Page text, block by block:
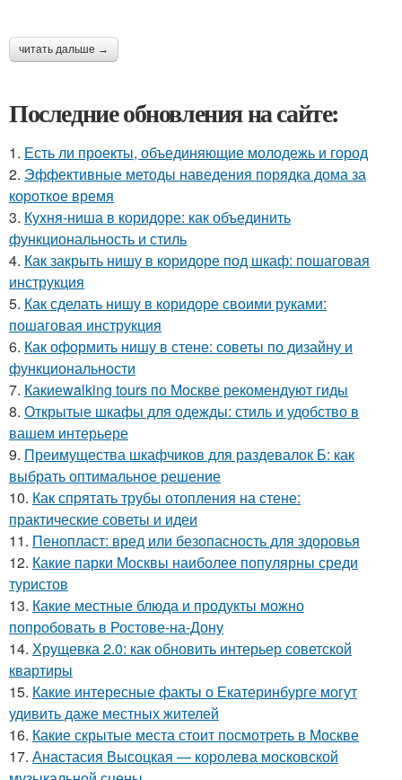
читать дальше →
Последние обновления на сайте:
1. Есть ли проекты, объединяющие молодежь и город
2. Эффективные методы наведения порядка дома за
короткое время
3. Кухня-ниша в коридоре: как объединить
функциональность и стиль
4. Как закрыть нишу в коридоре под шкаф: пошаговая
инструкция
5. Как сделать нишу в коридоре своими руками:
пошаговая инструкция
6. Как оформить нишу в стене: советы по дизайну и
функциональности
7. Какиеwalking tours по Москве рекомендуют гиды
8. Открытые шкафы для одежды: стиль и удобство в
вашем интерьере
9. Преимущества шкафчиков для раздевалок Б: как
выбрать оптимальное решение
10. Как спрятать трубы отопления на стене:
практические советы и идеи
11. Пенопласт: вред или безопасность для здоровья
12. Какие парки Москвы наиболее популярны среди
туристов
13. Какие местные блюда и продукты можно
попробовать в Ростове-на-Дону
14. Хрущевка 2.0: как обновить интерьер советской
квартиры
15. Какие интересные факты о Екатеринбурге могут
удивить даже местных жителей
16. Какие скрытые места стоит посмотреть в Москве
17. Анастасия Высоцкая — королева московской